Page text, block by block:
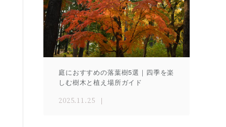
庭におすすめの落葉樹5選｜四季を楽
しむ樹木と植え場所ガイド
2025.11.25